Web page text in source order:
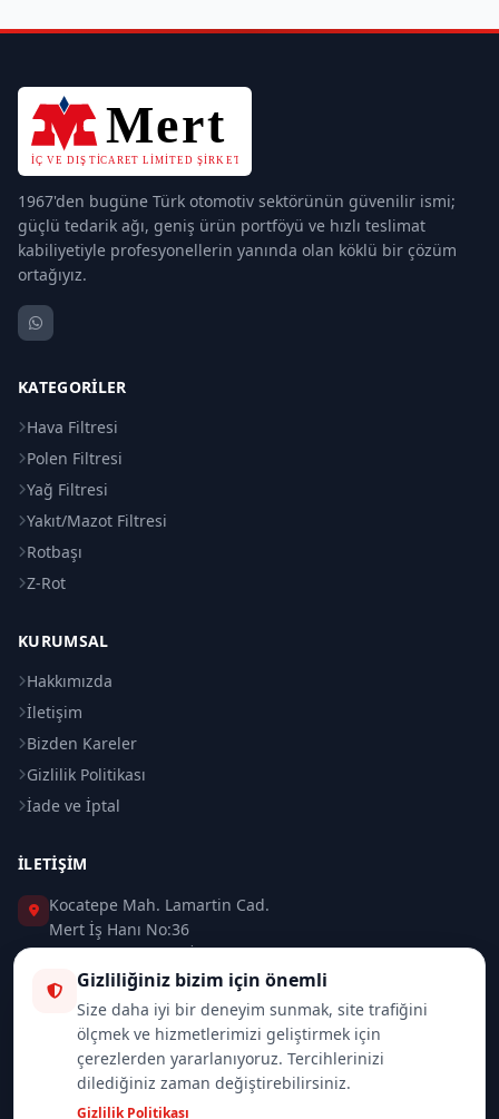
1967'den bugüne Türk otomotiv sektörünün güvenilir ismi;
güçlü tedarik ağı, geniş ürün portföyü ve hızlı teslimat
kabiliyetiyle profesyonellerin yanında olan köklü bir çözüm
ortağıyız.
KATEGORILER
Hava Filtresi
Polen Filtresi
Yağ Filtresi
Yakıt/Mazot Filtresi
Rotbaşı
Z-Rot
KURUMSAL
Hakkımızda
İletişim
Bizden Kareler
Gizlilik Politikası
İade ve İptal
İLETIŞIM
Kocatepe Mah. Lamartin Cad.
Mert İş Hanı No:36
Taksim / Beyoğlu / İSTANBUL
0 (212) 235 37 83
0 (532) 418 08 46
info@merttrade.com
Gizliliğiniz bizim için önemli
Size daha iyi bir deneyim sunmak, site trafiğini
ölçmek ve hizmetlerimizi geliştirmek için
çerezlerden yararlanıyoruz. Tercihlerinizi
dilediğiniz zaman değiştirebilirsiniz.
Gizlilik Politikası